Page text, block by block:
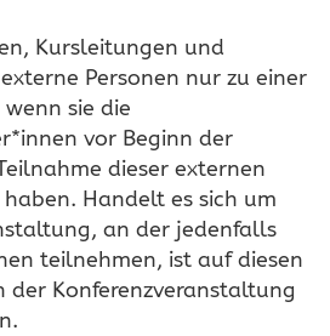
Kursleitungen und
Personen nur zu einer
sie die
vor Beginn der
dieser externen
Handelt es sich um
an der jedenfalls
teilnehmen, ist auf diesen
der Konferenzveranstaltung